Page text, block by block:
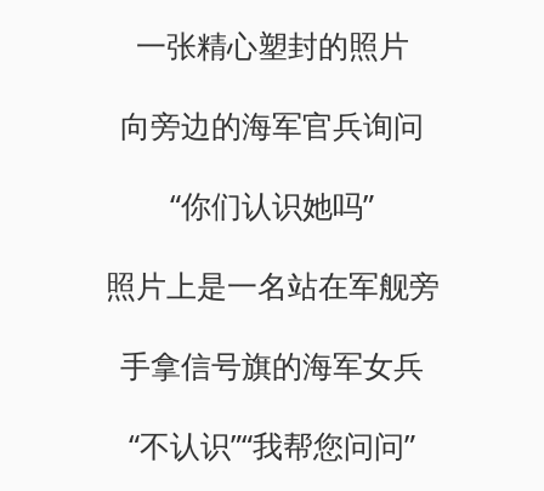
一张精心塑封的照片
向旁边的海军官兵询问
“你们认识她吗”
照片上是一名站在军舰旁
手拿信号旗的海军女兵
“不认识”“我帮您问问”